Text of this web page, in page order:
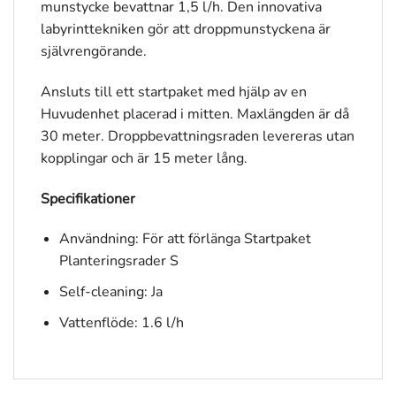
munstycke bevattnar 1,5 l/h. Den innovativa
labyrinttekniken gör att droppmunstyckena är
självrengörande.
Ansluts till ett startpaket med hjälp av en
Huvudenhet placerad i mitten. Maxlängden är då
30 meter. Droppbevattningsraden levereras utan
kopplingar och är 15 meter lång.
Specifikationer
Användning: För att förlänga Startpaket
Planteringsrader S
Self-cleaning: Ja
Vattenflöde: 1.6 l/h